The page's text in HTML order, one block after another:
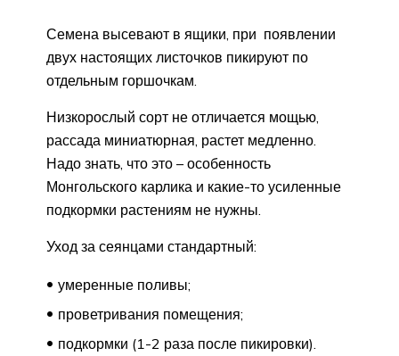
Семена высевают в ящики, при появлении
двух настоящих листочков пикируют по
отдельным горшочкам.
Низкорослый сорт не отличается мощью,
рассада миниатюрная, растет медленно.
Надо знать, что это – особенность
Монгольского карлика и какие-то усиленные
подкормки растениям не нужны.
Уход за сеянцами стандартный:
умеренные поливы;
проветривания помещения;
подкормки (1-2 раза после пикировки).